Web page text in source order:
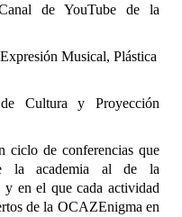
de YouTube de la
Musical, Plástica
de Cultura y Proyección
de conferencias que
la academia al de la
y en el que cada actividad
de la OCAZEnigma en